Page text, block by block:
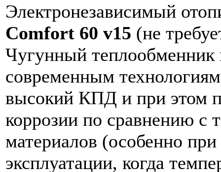
Электронезависимый
Comfort 60 v15 (не
Чугунный теплообменник
современным
высокий КПД и при этом
коррозии по сравнению с
материалов (особенно
эксплуатации, когда